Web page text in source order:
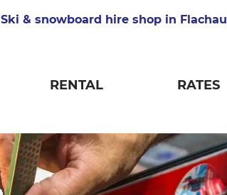
Ski & snowboard hire shop in Flachau
RENTAL RATES